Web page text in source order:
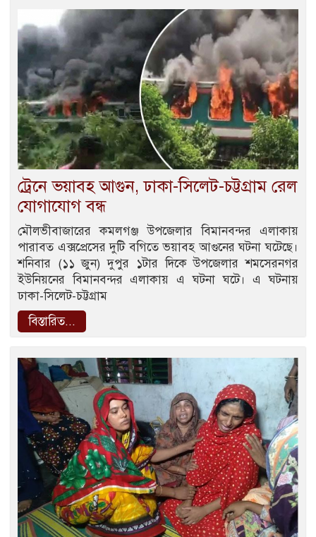
ট্রেনে ভয়াবহ আগুন, ঢাকা-সিলেট-চট্টগ্রাম রেল
যোগাযোগ বন্ধ
মৌলভীবাজারের কমলগঞ্জ উপজেলার বিমানবন্দর এলাকায়
পারাবত এক্সপ্রেসের দুটি বগিতে ভয়াবহ আগুনের ঘটনা ঘটেছে।
শনিবার (১১ জুন) দুপুর ১টার দিকে উপজেলার শমসেরনগর
ইউনিয়নের বিমানবন্দর এলাকায় এ ঘটনা ঘটে। এ ঘটনায়
ঢাকা-সিলেট-চট্টগ্রাম
বিস্তারিত...